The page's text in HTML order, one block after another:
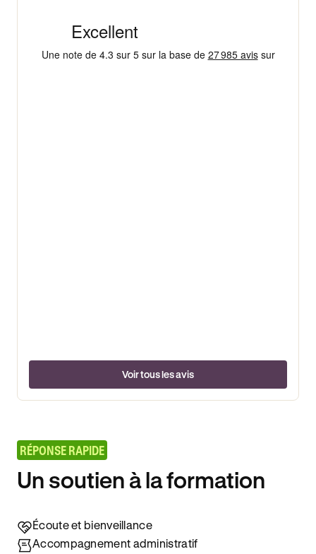
Voir tous les avis
RÉPONSE RAPIDE
Un soutien à la formation
Écoute et bienveillance
Accompagnement administratif